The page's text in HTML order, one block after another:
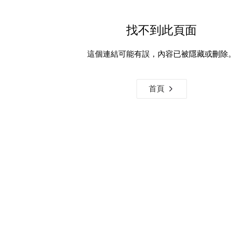
找不到此頁面
這個連結可能有誤，內容已被隱藏或刪除。
首頁